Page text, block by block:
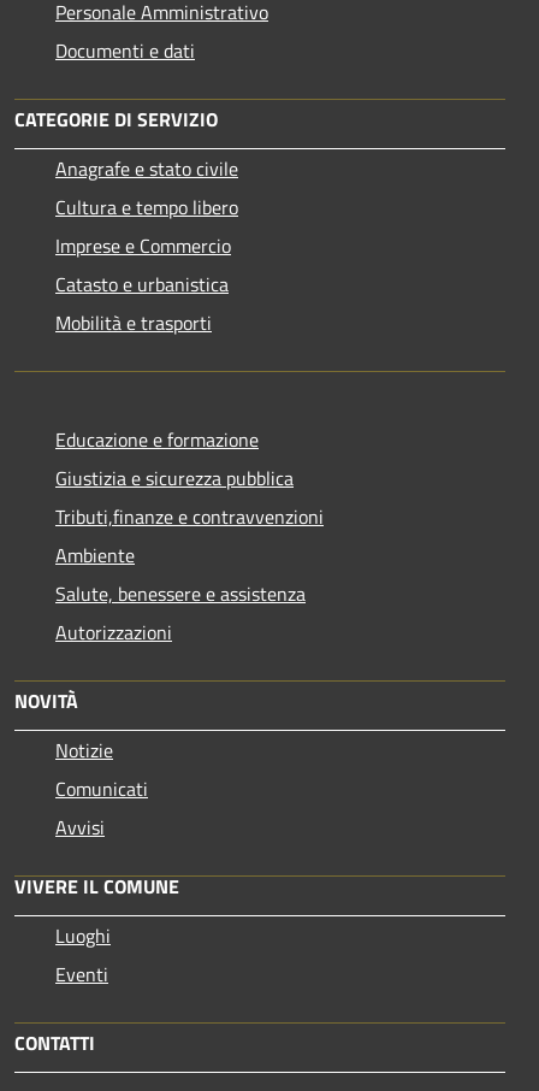
Personale Amministrativo
Documenti e dati
CATEGORIE DI SERVIZIO
Anagrafe e stato civile
Cultura e tempo libero
Imprese e Commercio
Catasto e urbanistica
Mobilità e trasporti
Educazione e formazione
Giustizia e sicurezza pubblica
Tributi,finanze e contravvenzioni
Ambiente
Salute, benessere e assistenza
Autorizzazioni
NOVITÀ
Notizie
Comunicati
Avvisi
VIVERE IL COMUNE
Luoghi
Eventi
CONTATTI